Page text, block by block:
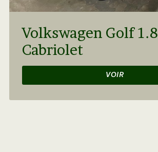
Volkswagen Golf 1.8
Cabriolet
VOIR